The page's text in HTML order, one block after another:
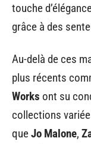
touche
grâce à des
Au-delà de ces
plus récents
Works ont su
collections
queJo Malone,